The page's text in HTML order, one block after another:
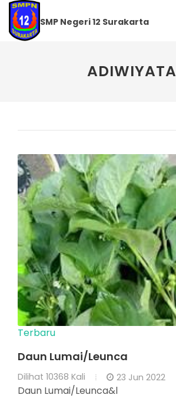
SMP Negeri 12 Surakarta
ADIWIYATA
Terbaru
Daun Lumai/Leunca
Dilihat 10368 Kali 23 Jun 2022
Daun Lumai/Leunca&l